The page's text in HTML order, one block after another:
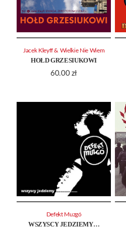
HOŁD GRZESIUKOWI
60.00 zł
Jacek Kleyff & Wielkie Nie Wiem
WSZYSCY JEDZIEMY…
Defekt Muzgó